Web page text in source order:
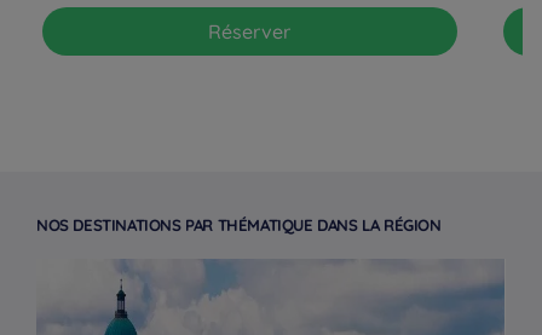
Réserver
NOS DESTINATIONS PAR THÉMATIQUE DANS LA RÉGION